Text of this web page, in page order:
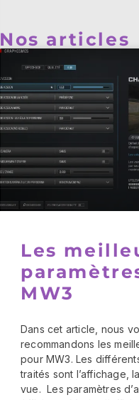
Nos articles
Les
MW3
Dans cet article, nous
recommandons les
pour MW3. Les
traités sont l’affichage,
vue. Les paramètres